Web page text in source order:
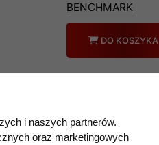
BENCHMARK
Ilość DO KOSZYKA
i naszych partnerów.
oraz marketingowych